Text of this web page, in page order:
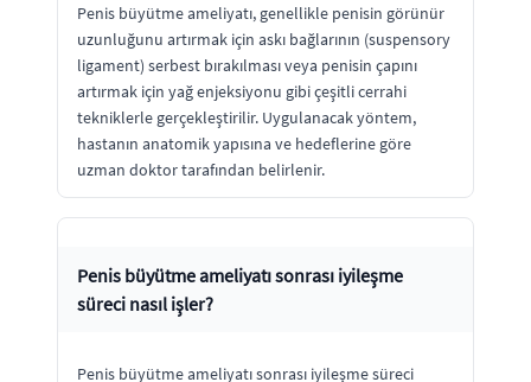
Penis büyütme ameliyatı, genellikle penisin görünür
uzunluğunu artırmak için askı bağlarının (suspensory
ligament) serbest bırakılması veya penisin çapını
artırmak için yağ enjeksiyonu gibi çeşitli cerrahi
tekniklerle gerçekleştirilir. Uygulanacak yöntem,
hastanın anatomik yapısına ve hedeflerine göre
uzman doktor tarafından belirlenir.
Penis büyütme ameliyatı sonrası iyileşme
süreci nasıl işler?
Penis büyütme ameliyatı sonrası iyileşme süreci